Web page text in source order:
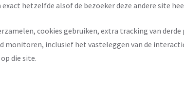
hetzelfde alsof de bezoeker deze andere site
cookies gebruiken, extra tracking van
monitoren, inclusief het vasteleggen van de
die site.